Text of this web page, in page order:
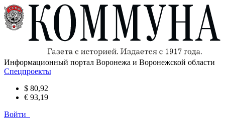
Информационный портал Воронежа и Воронежской области
Спецпроекты
$ 80,92
€ 93,19
Войти